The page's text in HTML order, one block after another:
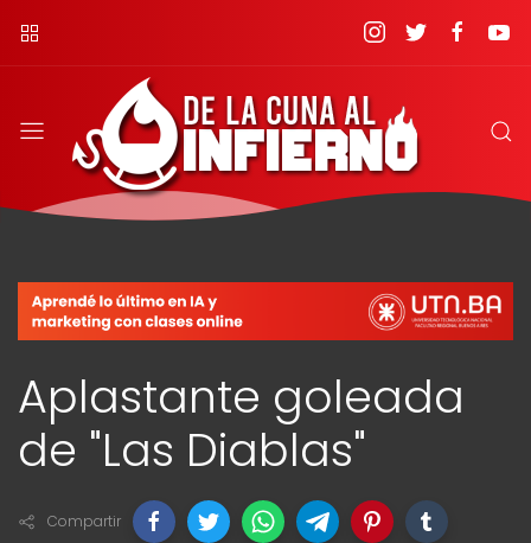
Aplastante goleada
de "Las Diablas"
Compartir